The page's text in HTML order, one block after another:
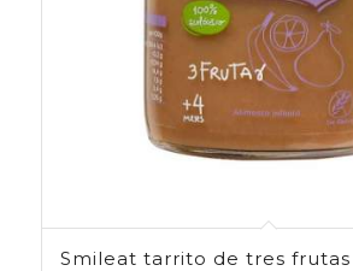
Smileat tarrito de tres